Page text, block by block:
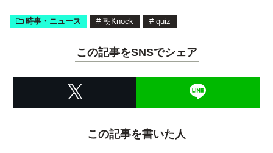
時事・ニュース # 朝Knock # quiz
この記事をSNSでシェア
この記事を書いた人